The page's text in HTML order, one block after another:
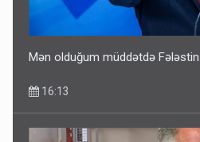
Dünyanı idarə edənlər insanlığın
Mən olduğum müddətdə
16:13